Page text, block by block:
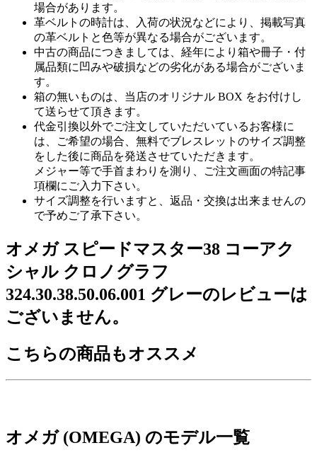
場合があります。
革ベルトの時計は、入荷の状況などにより、掲載写真
の革ベルトと色等が異なる場合がございます。
中古の商品につきましては、経年により箱や冊子・付
属品類に凹みや破損などの劣化がある場合がございま
す。
箱の無いものは、当店のオリジナル BOX をお付けし
て送らせて頂きます。
代金引換以外でご注文していただいているお客様に
は、ご希望の場合、無料でブレスレットのサイズ調整
をした後に商品を発送させていただきます。
メジャー等で手首まわりを測り、ご注文画面の特記事
項欄にご入力下さい。
サイズ調整を行いますと、返品・交換は出来ませんの
で予めご了承下さい。
オメガ スピードマスター38 コーアク
シャル クロノグラフ
324.30.38.50.06.001 グレーのレビューは
ございません。
こちらの商品もオススメ
オメガ (OMEGA) のモデル一覧